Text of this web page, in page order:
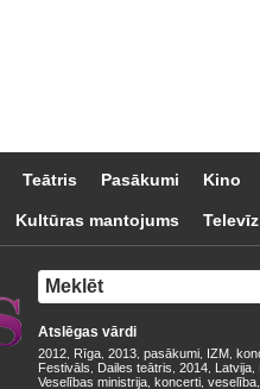
Teātris Pasākumi Kino
Kultūras mantojums
Atslēgas vārdi
2012 Rīga 2013 pasākumi IZM
Festivāls
Dailes teātris 2014 Latvija
Veselības ministrija koncerti veselība